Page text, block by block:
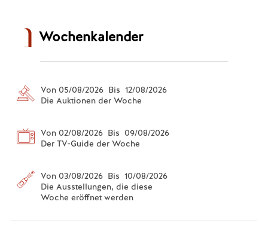
Wochenkalender
Von 05/08/2026 Bis 12/08/2026
Die Auktionen der Woche
Von 02/08/2026 Bis 09/08/2026
Der TV-Guide der Woche
Von 03/08/2026 Bis 10/08/2026
Die Ausstellungen, die diese
Woche eröffnet werden